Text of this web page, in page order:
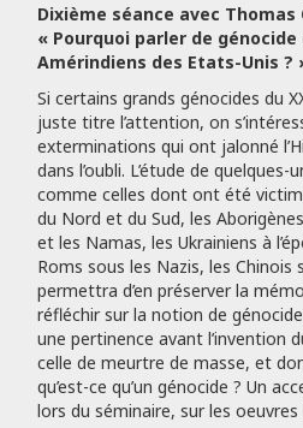
Dixième séance avec Thomas
« Pourquoi parler de génocide
Amérindiens des Etats-Unis ?
Si certains grands génocides du
juste titre l’attention, on
exterminations qui ont jalonné
dans l’oubli. L’étude de quelques-
comme celles dont ont été
du Nord et du Sud, les
et les Namas, les Ukrainiens à
Roms sous les Nazis, les Chinois
permettra d’en préserver la
réfléchir sur la notion de
une pertinence avant l’invention
celle de meurtre de masse, et
qu’est-ce qu’un génocide ? Un
lors du séminaire, sur les